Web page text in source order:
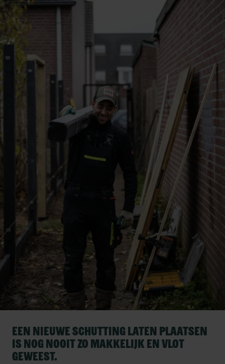
Een nieuwe schutting laten plaatsen
is nog nooit zo makkelijk en vlot
geweest.